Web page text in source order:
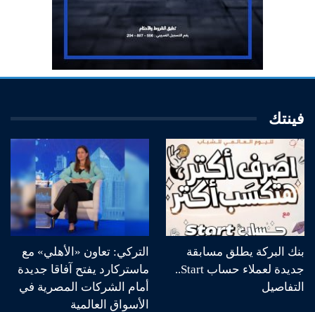
فينتك
بنك البركة يطلق مسابقة
جديدة لعملاء حساب Start..
التفاصيل
التركي: تعاون «الأهلي» مع
ماستركارد يفتح آفاقا جديدة
أمام الشركات المصرية في
الأسواق العالمية